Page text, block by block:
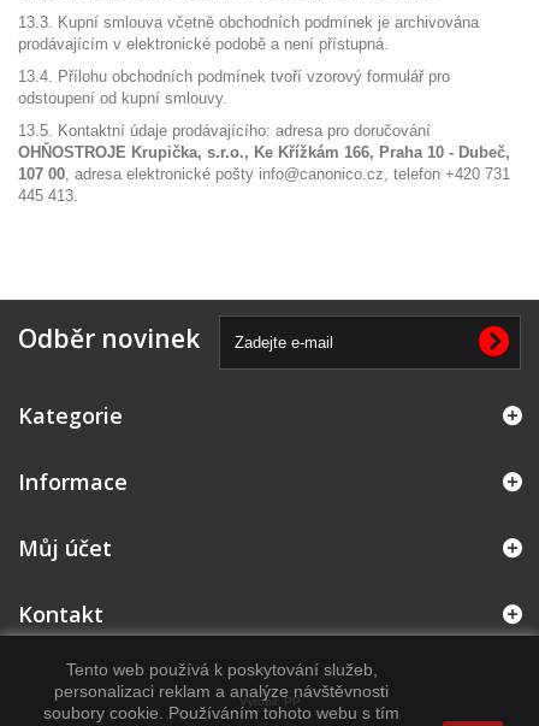
13.3. Kupní smlouva včetně obchodních podmínek je archivována
prodávajícím v elektronické podobě a není přístupná.
13.4. Přílohu obchodních podmínek tvoří vzorový formulář pro
odstoupení od kupní smlouvy.
13.5. Kontaktní údaje prodávajícího: adresa pro doručování
OHŇOSTROJE Krupička, s.r.o., Ke Křížkám 166, Praha 10 - Dubeč,
107 00, adresa elektronické pošty info@canonico.cz, telefon +420 731
445 413.
Odběr novinek
Kategorie
Informace
Můj účet
Kontakt
Tento web používá k poskytování služeb,
personalizaci reklam a analýze návštěvnosti
soubory cookie. Používáním tohoto webu s tím
Vyrobil:PP